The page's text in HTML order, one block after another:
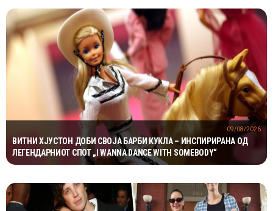
ВИТНИ ХЈУСТОН ДОБИ СВОЈА БАРБИ КУКЛА – ИНСПИРИРАНА ОД
ЛЕГЕНДАРНИОТ СПОТ „I WANNA DANCE WITH SOMEBODY“
09/08/2026